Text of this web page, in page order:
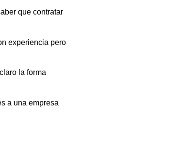
que contratar
experiencia pero
la forma
a una empresa